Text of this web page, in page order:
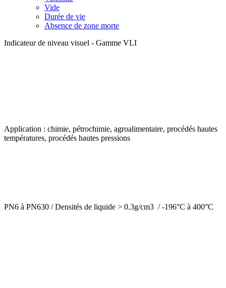
Vide
Durée de vie
Absence de zone morte
Indicateur de niveau visuel - Gamme VLI
Application : chimie, pétrochimie, agroalimentaire, procédés hautes
températures, procédés hautes pressions
PN6 à PN630 / Densités de liquide > 0.3g/cm3 / -196°C à 400°C